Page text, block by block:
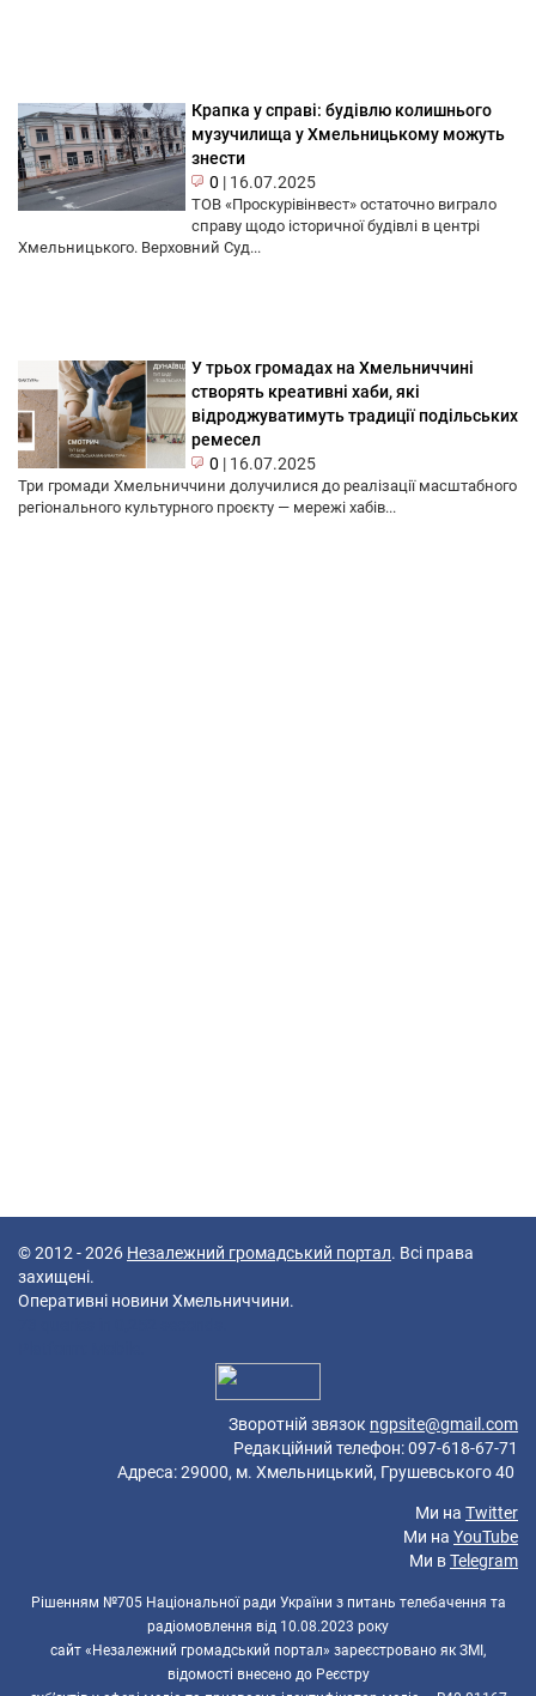
Крапка у справі: будівлю колишнього
музучилища у Хмельницькому можуть
знести
0 | 16.07.2025
ТОВ «Проскурівінвест» остаточно виграло
справу щодо історичної будівлі в центрі
Хмельницького. Верховний Суд...
У трьох громадах на Хмельниччині
створять креативні хаби, які
відроджуватимуть традиції подільських
ремесел
0 | 16.07.2025
Три громади Хмельниччини долучилися до реалізації масштабного
регіонального культурного проєкту — мережі хабів...
© 2012 - 2026 Незалежний громадський портал. Всі права
захищені.
Оперативні новини Хмельниччини.
Зворотній звязок ngpsite@gmail.com
Редакційний телефон: 097-618-67-71
Адреса: 29000, м. Хмельницький, Грушевського 40
Ми на Twitter
Ми на YouTube
Ми вTelegram
Рішенням №705 Національної ради України з питань телебачення та
радіомовлення від 10.08.2023 року
сайт «Незалежний громадський портал» зареєстровано як ЗМІ,
відомості внесено до Реєстру